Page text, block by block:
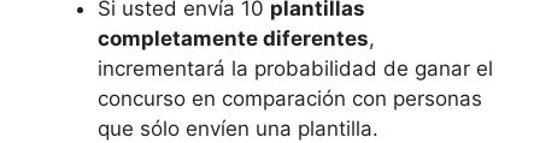
Si usted envía 10 plantillas
completamente diferentes,
incrementará la probabilidad de ganar el
concurso en comparación con personas
que sólo envíen una plantilla.